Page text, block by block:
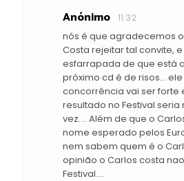
Anónimo 11:32
nós é que agradecemos
Costa rejeitar tal convite,
esfarrapada de que está
próximo cd é de risos...
concorrência vai ser forte
resultado no Festival seria
vez.... Além de que o
nome esperado pelos
nem sabem quem é o
opinião o Carlos costa
Festival....